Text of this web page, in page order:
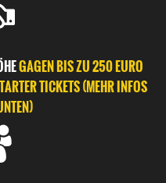
GAGEN BIS ZU 250 EURO
TICKETS (MEHR INFOS